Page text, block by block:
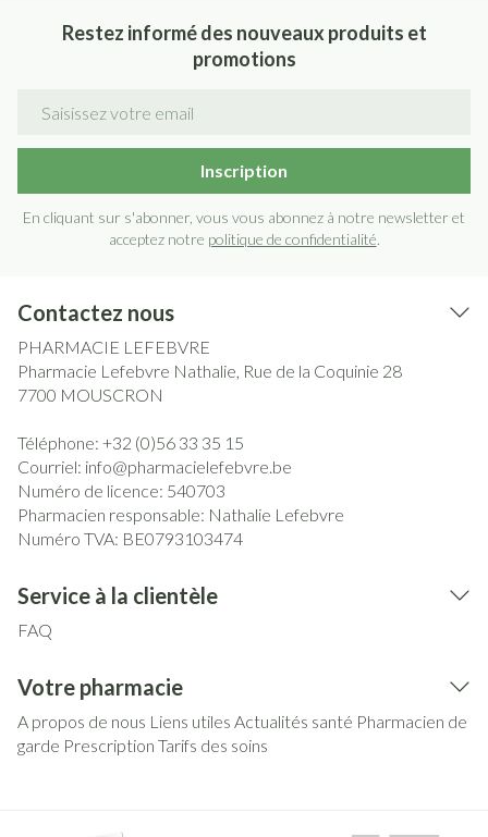
Restez informé des nouveaux produits et
promotions
Inscription
En cliquant sur s'abonner, vous vous abonnez à notre newsletter et
acceptez notre politique de confidentialité.
Contactez nous
PHARMACIE LEFEBVRE
Pharmacie Lefebvre Nathalie, Rue de la Coquinie 28
7700 MOUSCRON
Téléphone: +32 (0)56 33 35 15
Courriel: info@pharmacielefebvre.be
Numéro de licence: 540703
Pharmacien responsable: Nathalie Lefebvre
Numéro TVA: BE0793103474
Service à la clientèle
FAQ
Votre pharmacie
A propos de nous Liens utiles Actualités santé Pharmacien de
garde Prescription Tarifs des soins